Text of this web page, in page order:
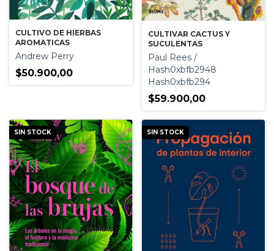
CULTIVO DE HIERBAS
AROMATICAS
Andrew Perry
$50.900,00
CULTIVAR CACTUS Y
SUCULENTAS
Paul Rees /
Hash0xbfb2948
Hash0xbfb294
$59.900,00
SIN STOCK SIN STOCK